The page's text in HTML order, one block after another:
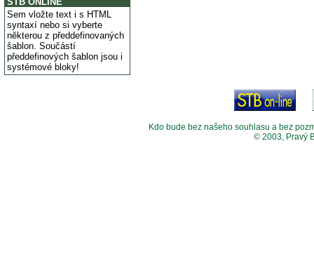
Sem vložte text i s HTML
syntaxí nebo si vyberte
některou z předdefinovaných
šablon. Součástí
předdefinových šablon jsou i
systémové bloky!
Kdo bude bez našeho souhlasu a bez
© 2003, Pravý